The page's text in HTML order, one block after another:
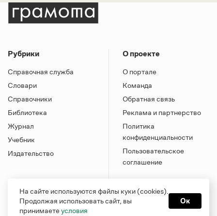
Рубрики
Справочная служба
Словари
Справочники
Библиотека
Журнал
Учебник
Издательство
О проекте
О портале
Команда
Обратная связь
Реклама и партнерство
Политика
конфиденциальности
Пользовательское
соглашение
На сайте используются файлы куки (cookies).
Продолжая использовать сайт, вы
принимаетеусловия
Ок